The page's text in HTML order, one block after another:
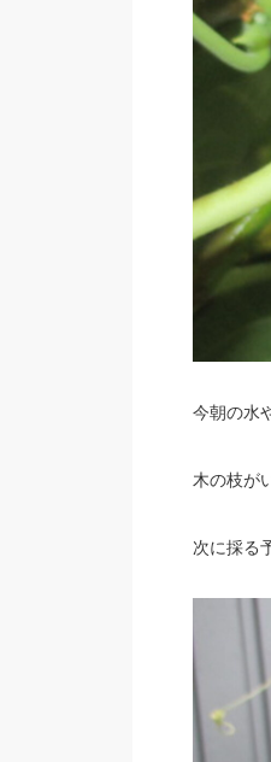
今朝の水
木の枝が
次に採る